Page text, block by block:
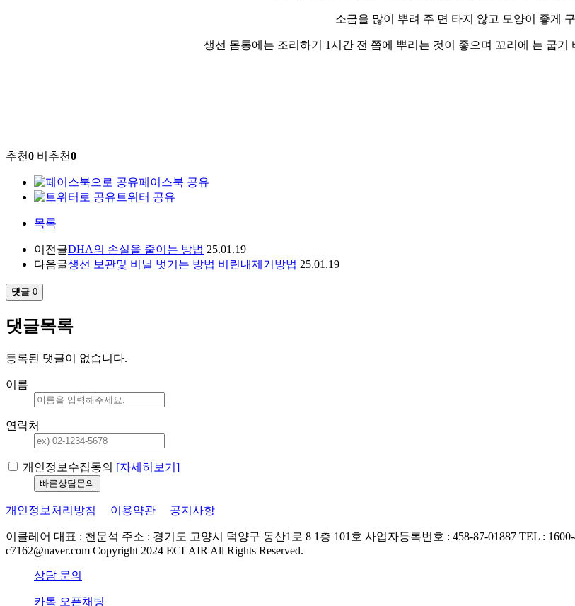
소금을 많이 뿌려 주 면 타지 않고 모양이 좋게
생선 몸통에는 조리하기 1시간 전 쯤에 뿌리는 것이 좋으며 꼬리에 는 굽기
추천0 비추천0
페이스북 공유
트위터 공유
목록
이전글DHA의 손실을 줄이는 방법 25.01.19
다음글생선 보관및 비닐 벗기는 방법 비린내제거방법 25.01.19
댓글 0
댓글목록
등록된 댓글이 없습니다.
이름
연락처
개인정보수집동의 [자세히보기]
개인정보처리방침 이용약관 공지사항
이클레어 대표 : 천문석 주소 : 경기도 고양시 덕양구 동산1로 8 1층 101호 사업자등록번호 : 458-87-01887 TEL :
c7162@naver.com Copyright 2024 ECLAIR All Rights Reserved.
상담 문의
카톡 오픈채팅